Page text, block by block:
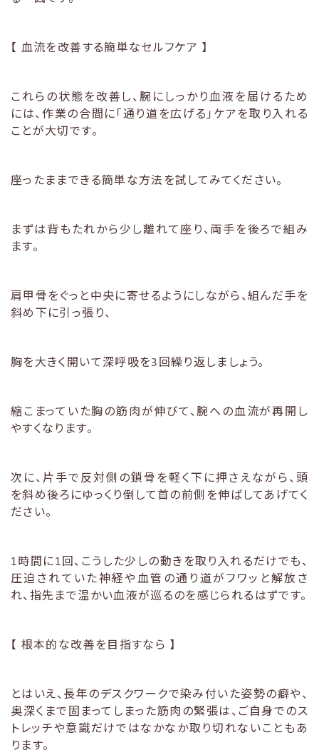
【 血流を改善する簡単なセルフケア 】
これらの状態を改善し、腕にしっかり血液を届けるため
には、作業の合間に「通り道を広げる」ケアを取り入れる
ことが大切です。
座ったままできる簡単な方法を試してみてください。
まずは背もたれから少し離れて座り、両手を後ろで組み
ます。
肩甲骨をぐっと中央に寄せるようにしながら、組んだ手を
斜め下に引っ張り、
胸を大きく開いて深呼吸を3回繰り返しましょう。
縮こまっていた胸の筋肉が伸びて、腕への血流が再開し
やすくなります。
次に、片手で反対側の鎖骨を軽く下に押さえながら、頭
を斜め後ろにゆっくり倒して首の前側を伸ばしてあげてく
ださい。
1時間に1回、こうした少しの動きを取り入れるだけでも、
圧迫されていた神経や血管の通り道がフワッと解放さ
れ、指先まで温かい血液が巡るのを感じられるはずです。
【 根本的な改善を目指すなら 】
とはいえ、長年のデスクワークで染み付いた姿勢の癖や、
奥深くまで固まってしまった筋肉の緊張は、ご自身でのス
トレッチや意識だけではなかなか取り切れないこともあ
ります。